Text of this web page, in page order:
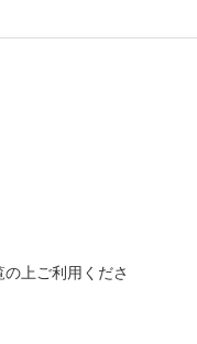
の上ご利用くださ